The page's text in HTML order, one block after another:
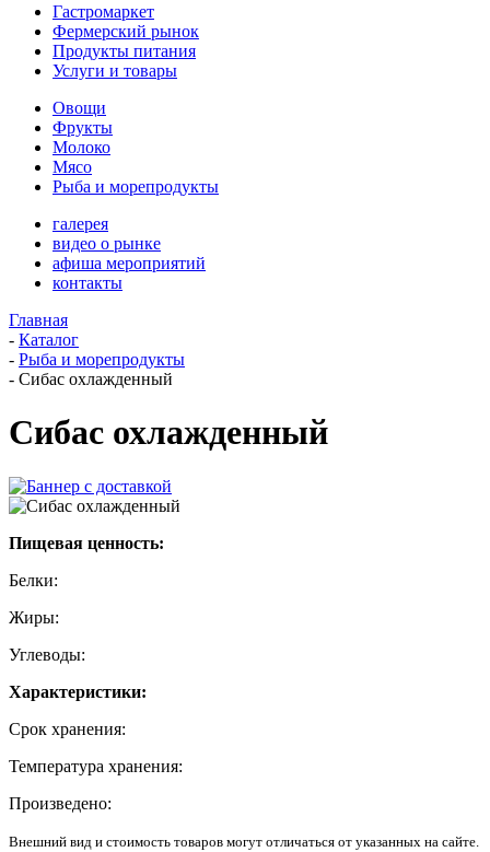
Гастромаркет
Фермерский рынок
Продукты питания
Услуги и товары
Овощи
Фрукты
Молоко
Мясо
Рыба и морепродукты
галерея
видео о рынке
афиша мероприятий
контакты
Главная
- Каталог
- Рыба и морепродукты
- Сибас охлажденный
Сибас охлажденный
Пищевая ценность:
Белки:
Жиры:
Углеводы:
Характеристики:
Срок хранения:
Температура хранения:
Произведено:
Внешний вид и стоимость товаров могут отличаться от указанных на сайте.